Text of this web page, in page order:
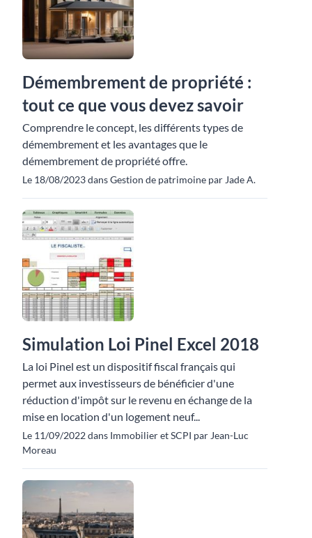
Démembrement de propriété :
tout ce que vous devez savoir
Comprendre le concept, les différents types de
démembrement et les avantages que le
démembrement de propriété offre.
Le 18/08/2023 dans Gestion de patrimoine par Jade A.
Simulation Loi Pinel Excel 2018
La loi Pinel est un dispositif fiscal français qui
permet aux investisseurs de bénéficier d'une
réduction d'impôt sur le revenu en échange de la
mise en location d'un logement neuf...
Le 11/09/2022 dans Immobilier et SCPI par Jean-Luc
Moreau